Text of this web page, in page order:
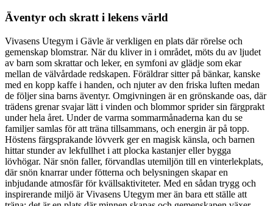
Äventyr och skratt i lekens värld
Vivasens Utegym i Gävle är verkligen en plats där rörelse och
gemenskap blomstrar. När du kliver in i området, möts du av ljudet
av barn som skrattar och leker, en symfoni av glädje som ekar
mellan de välvårdade redskapen. Föräldrar sitter på bänkar, kanske
med en kopp kaffe i handen, och njuter av den friska luften medan
de följer sina barns äventyr. Omgivningen är en grönskande oas, där
trädens grenar svajar lätt i vinden och blommor sprider sin färgprakt
under hela året. Under de varma sommarmånaderna kan du se
familjer samlas för att träna tillsammans, och energin är på topp.
Höstens färgsprakande lövverk ger en magisk känsla, och barnen
hittar stunder av lekfullhet i att plocka kastanjer eller bygga
lövhögar. När snön faller, förvandlas utemiljön till en vinterlekplats,
där snön knarrar under fötterna och belysningen skapar en
inbjudande atmosfär för kvällsaktiviteter. Med en sådan trygg och
inspirerande miljö är Vivasens Utegym mer än bara ett ställe att